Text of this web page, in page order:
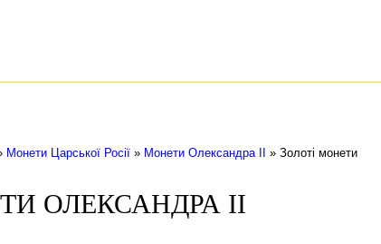
Монети Царської Росії » Монети Олександра ІІ » Золоті монети
ОЛЕКСАНДРА II